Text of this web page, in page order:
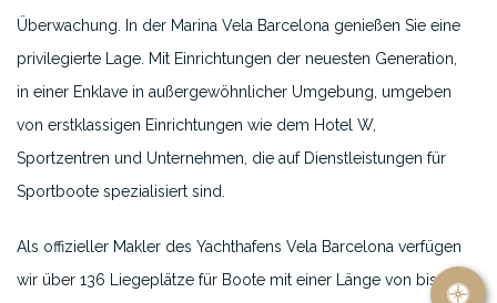
Überwachung. In der Marina Vela Barcelona genießen Sie eine
privilegierte Lage. Mit Einrichtungen der neuesten Generation,
in einer Enklave in außergewöhnlicher Umgebung, umgeben
von erstklassigen Einrichtungen wie dem Hotel W,
Sportzentren und Unternehmen, die auf Dienstleistungen für
Sportboote spezialisiert sind.
Als offizieller Makler des Yachthafens Vela Barcelona verfügen
wir über 136 Liegeplätze für Boote mit einer Länge von bis zu